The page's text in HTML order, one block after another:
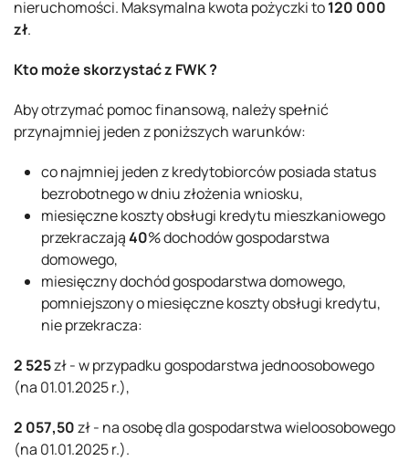
nieruchomości. Maksymalna kwota pożyczki to120 000
zł.
Kto może skorzystać z FWK ?
Aby otrzymać pomoc finansową, należy spełnić
przynajmniej jeden z poniższych warunków:
co najmniej jeden z kredytobiorców posiada status
bezrobotnego w dniu złożenia wniosku,
miesięczne koszty obsługi kredytu mieszkaniowego
przekraczają40% dochodów gospodarstwa
domowego,
miesięczny dochód gospodarstwa domowego,
pomniejszony o miesięczne koszty obsługi kredytu,
nie przekracza:
2 525zł - w przypadku gospodarstwa jednoosobowego
(na 01.01.2025 r.),
2 057,50zł - na osobę dla gospodarstwa wieloosobowego
(na 01.01.2025 r.).